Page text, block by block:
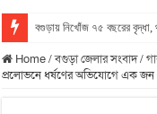
বগুড়ায় নিখোঁজ ৭৫ বছরের বৃদ্ধা,
Home/বগুড়া জেলার সংবাদ/
প্রলোভনে ধর্ষণের অভিযোগে এক জন